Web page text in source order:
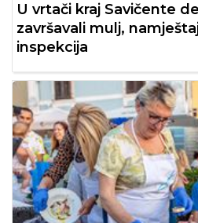
U vrtači kraj Savičente
završavali mulj,
inspekcija